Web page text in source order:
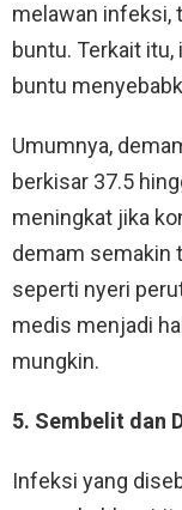
melawan infeksi,
buntu. Terkait
buntu
Umumnya,
berkisar 37.5
meningkat jika
demam semakin
seperti nyeri
medis menjadi
mungkin.
5. Sembelit dan
Infeksi yang